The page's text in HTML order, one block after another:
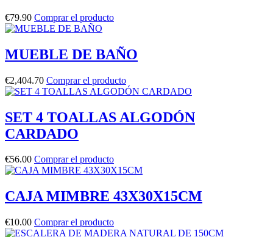
€79.90 Comprar el producto
MUEBLE DE BAÑO
€2,404.70 Comprar el producto
SET 4 TOALLAS ALGODÓN
CARDADO
€56.00 Comprar el producto
CAJA MIMBRE 43X30X15CM
€10.00 Comprar el producto